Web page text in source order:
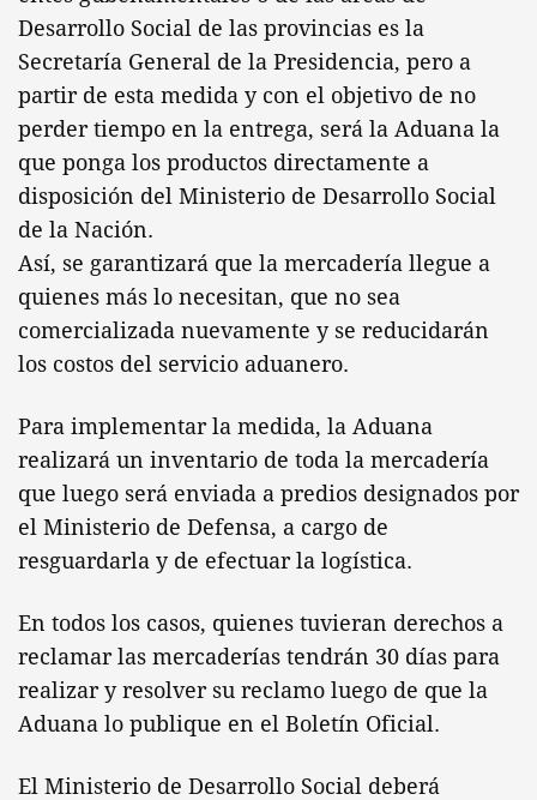
Desarrollo Social de las provincias es la
Secretaría General de la Presidencia, pero a
partir de esta medida y con el objetivo de no
perder tiempo en la entrega, será la Aduana la
que ponga los productos directamente a
disposición del Ministerio de Desarrollo Social
de la Nación.
Así, se garantizará que la mercadería llegue a
quienes más lo necesitan, que no sea
comercializada nuevamente y se reducidarán
los costos del servicio aduanero.
Para implementar la medida, la Aduana
realizará un inventario de toda la mercadería
que luego será enviada a predios designados por
el Ministerio de Defensa, a cargo de
resguardarla y de efectuar la logística.
En todos los casos, quienes tuvieran derechos a
reclamar las mercaderías tendrán 30 días para
realizar y resolver su reclamo luego de que la
Aduana lo publique en el Boletín Oficial.
El Ministerio de Desarrollo Social deberá